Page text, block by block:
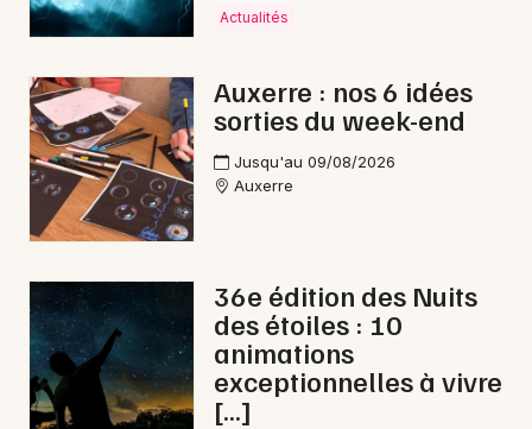
Sorties famille
Expos
Sorties & loisirs
Nature dans l' Yonne
Nature en Bourgogne-Franche-Comté
Toulouse Actualités
Auxerre : nos 6 idées
sorties du week-end
Jusqu'au 09/08/2026
Auxerre
36e édition des Nuits
des étoiles : 10
animations
exceptionnelles à vivre
[…]